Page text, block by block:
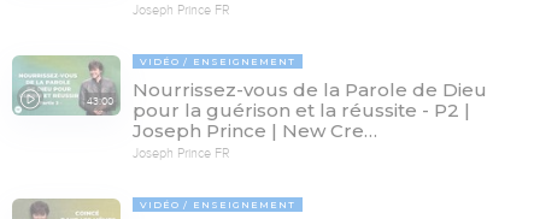
Joseph Prince FR
43:00
VIDÉO ENSEIGNEMENT
Nourrissez-vous de la Parole de Dieu
pour la guérison et la réussite - P2 |
Joseph Prince | New Cre…
Joseph Prince FR
VIDÉO ENSEIGNEMENT